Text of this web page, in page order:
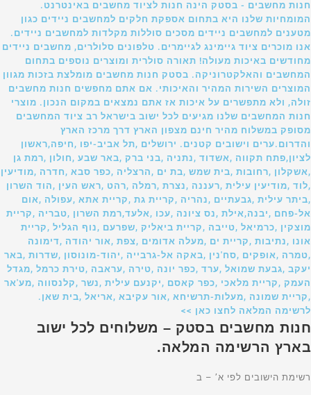
חנות מחשבים - בסטק הינה חנות לציוד מחשבים באינטרנט.
המומחיות שלנו היא בתחום אספקת חלקים למחשבים ניידים כגון
מטענים למחשבים ניידים מסכים סוללות מקלדות למחשבים ניידים.
אנו מוכרים ציוד גיימינג לגיימרים. טלפונים סלולרים, מחשבים ניידים
מחודשים באיכות מעולה! תאורה סולרית ומוצרים נוספים בתחום
המחשבים והאלקטרוניקה. בסטק חנות מחשבים מומלצת בזכות מגוון
המוצרים השירות המהיר והאיכותי. אם אתם מחפשים חנות מחשבים
זולה, ולא מתפשרים על איכות אז אתם נמצאים במקום הנכון. מוצרי
חנות המחשבים שלנו מגיעים לכל ישוב בישראל רב ציוד המחשבים
מסופק במשלוח מהיר חינם מצפון הארץ דרך מרכז הארץ
והדרום.ערים וישובים קטנים. ירושלים ,תל אביב-יפו ,חיפה,ראשון
לציון,פתח תקווה ,אשדוד ,נתניה ,בני ברק ,באר שבע ,חולון ,רמת גן
,אשקלון ,רחובות ,בית שמש ,בת ים ,הרצליה ,כפר סבא ,חדרה ,מודיעין
,לוד ,מודיעין עילית ,רעננה ,נצרת ,רמלה ,רהט ,ראש העין ,הוד השרון
,ביתר עילית ,גבעתיים ,נהריה ,קריית גת ,קריית אתא ,עפולה ,אום
אל-פחם ,יבנה,אילת ,נס ציונה ,עכו ,אלעד,רמת השרון ,טבריה ,קריית
מוצקין ,כרמיאל ,טייבה ,קריית ביאליק ,שפרעם ,נוף הגליל ,קריית
אונו ,נתיבות ,קריית ים ,מעלה אדומים ,צפת ,אור יהודה ,דימונה
,טמרה ,אופקים ,סח'נין ,באקה אל-גרבייה ,יהוד-מונוסון ,שדרות ,באר
יעקב ,גבעת שמואל ,ערד ,כפר יונה ,טירה ,עראבה ,טירת כרמל ,מגדל
העמק ,קריית מלאכי ,כפר קאסם ,יקנעם עילית ,נשר ,קלנסווה ,מע'אר
,קריית שמונה ,מעלות-תרשיחא ,אור עקיבא ,אריאל ,בית שאן.
לרשימה המלאה לחצו כאן >>
חנות מחשבים בסטק – משלוחים לכל ישוב
בארץ הרשימה המלאה.
רשימת הישובים לפי א’ – ב